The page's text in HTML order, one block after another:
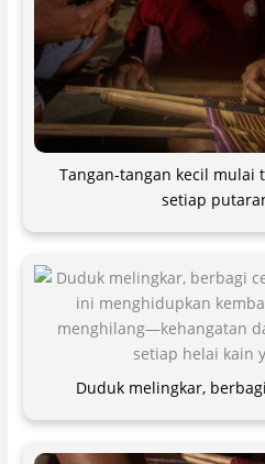
Tangan-tangan kecil mulai
setiap
Duduk melingkar,